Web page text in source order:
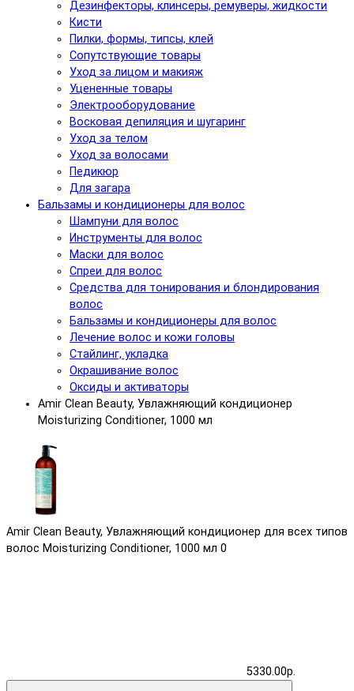
Дезинфекторы, клинсеры, ремуверы, жидкости
Кисти
Пилки, формы, типсы, клей
Сопутствующие товары
Уход за лицом и макияж
Уцененные товары
Электрооборудование
Восковая депиляция и шугаринг
Уход за телом
Уход за волосами
Педикюр
Для загара
Бальзамы и кондиционеры для волос
Шампуни для волос
Инструменты для волос
Маски для волос
Спреи для волос
Средства для тонирования и блондирования
волос
Бальзамы и кондиционеры для волос
Лечение волос и кожи головы
Стайлинг, укладка
Окрашивание волос
Оксиды и активаторы
Amir Clean Beauty, Увлажняющий кондиционер
Moisturizing Conditioner, 1000 мл
Amir Clean Beauty, Увлажняющий кондиционер для всех типов
волос Moisturizing Conditioner, 1000 мл 0
5330.00р.